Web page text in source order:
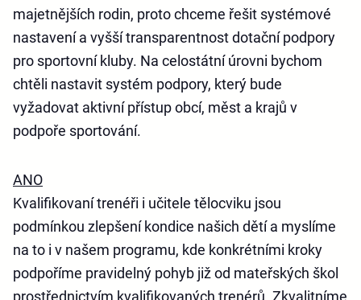
majetnějších rodin, proto chceme řešit systémové
nastavení a vyšší transparentnost dotační podpory
pro sportovní kluby. Na celostátní úrovni bychom
chtěli nastavit systém podpory, který bude
vyžadovat aktivní přístup obcí, měst a krajů v
podpoře sportování.
ANO
Kvalifikovaní trenéři i učitele tělocviku jsou
podmínkou zlepšení kondice našich dětí a myslíme
na to i v našem programu, kde konkrétními kroky
podpoříme pravidelný pohyb již od mateřských škol
prostřednictvím kvalifikovaných trenérů. Zkvalitníme